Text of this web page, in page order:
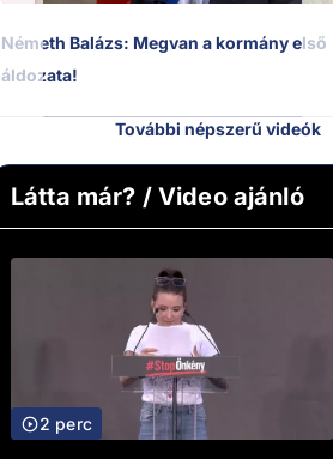
Németh Balázs: Megvan a kormány első
áldozata!
További népszerű videók
Látta már? / Video ajánló
2 perc